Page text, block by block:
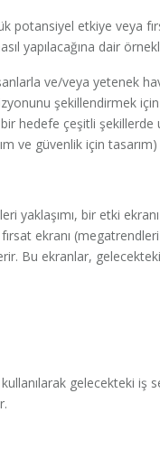
potansiyel etkiye veya
yapılacağına dair
ve/veya yetenek
şekillendirmek
hedefe çeşitli şekillerde
ve güvenlik için tasarım)
yaklaşımı, bir etki
ekranı
Bu ekranlar,
gelecekteki iş